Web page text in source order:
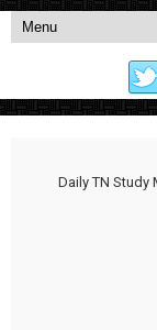
Daily TN Study